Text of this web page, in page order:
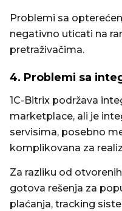
Problemi sa
negativno uticati na
pretraživačima.
4. Problemi sa
1C-Bitrix podržava
marketplace, ali je
servisima, posebno
komplikovana za
Za razliku od
gotova rešenja za
plaćanja, tracking